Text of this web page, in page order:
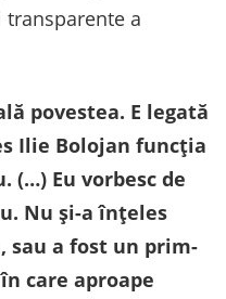
a
povestea. E legată
Ilie Bolojan funcția
(…) Eu vorbesc de
Nu și-a înțeles
sau a fost un prim-
care aproape